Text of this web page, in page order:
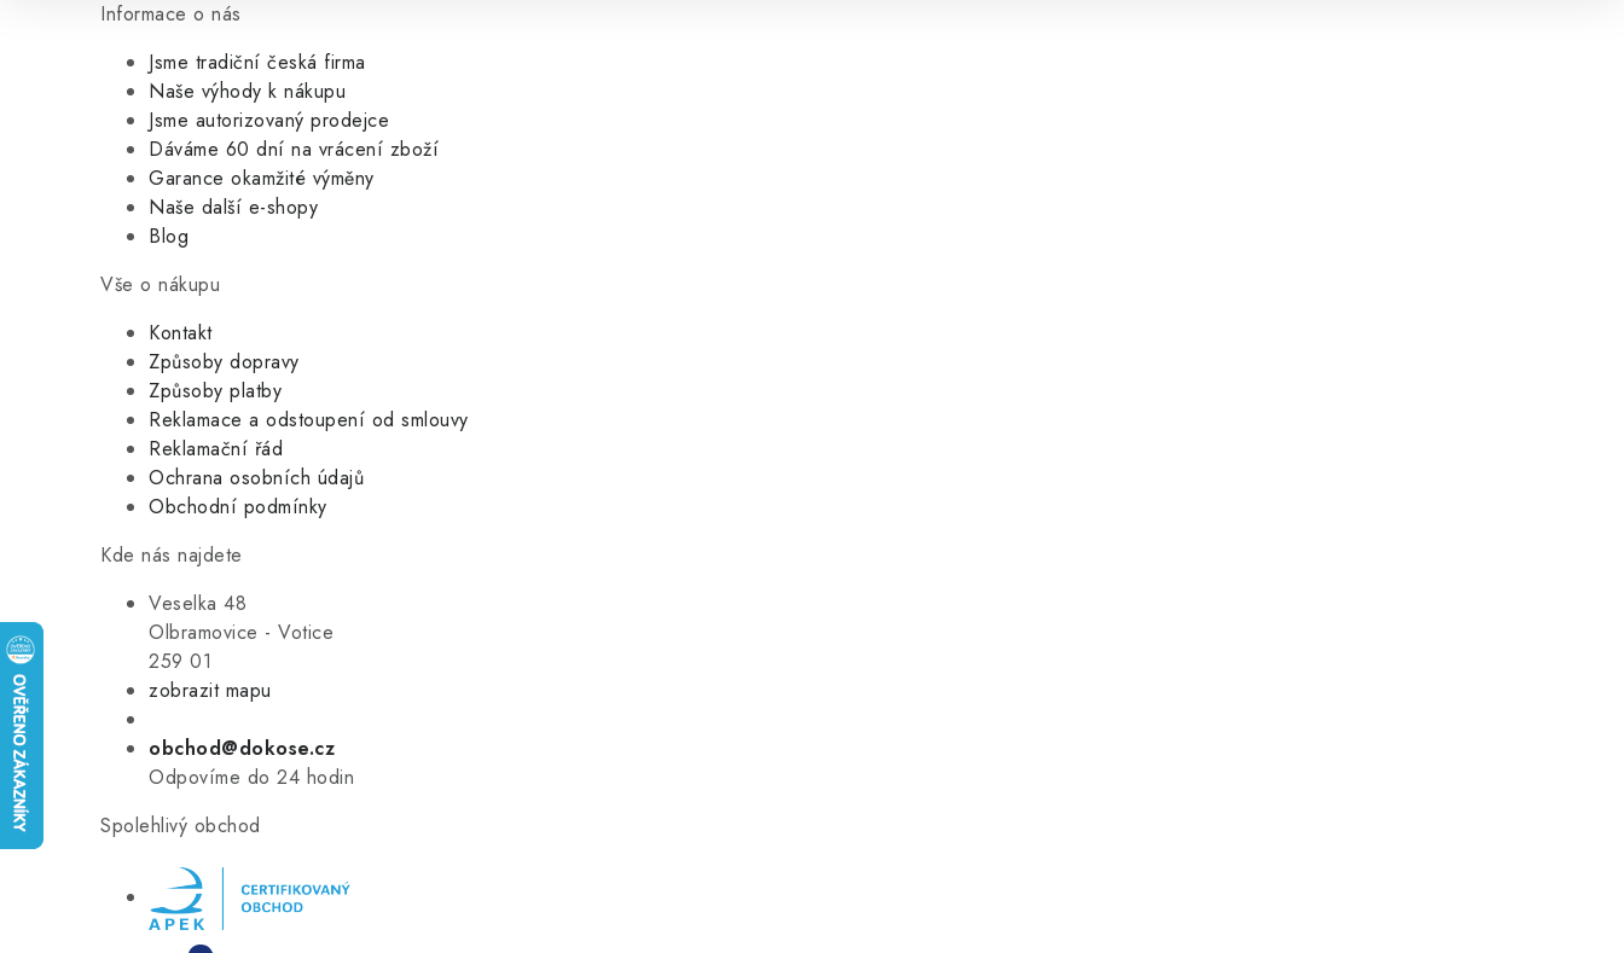
Informace o nás
Jsme tradiční česká firma
Naše výhody k nákupu
Jsme autorizovaný prodejce
Dáváme 60 dní na vrácení zboží
Garance okamžité výměny
Naše další e-shopy
Blog
Vše o nákupu
Kontakt
Způsoby dopravy
Způsoby platby
Reklamace a odstoupení od smlouvy
Reklamační řád
Ochrana osobních údajů
Obchodní podmínky
Kde nás najdete
Veselka 48
Olbramovice - Votice
259 01
zobrazit mapu
obchod@dokose.cz
Odpovíme do 24 hodin
Spolehlivý obchod